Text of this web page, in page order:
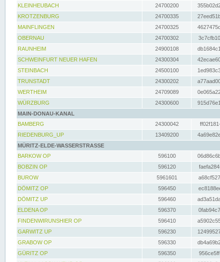
KLEINHEUBACH 24700200
KROTZENBURG
24700335
MAINFLINGEN
24700325
OBERNAU
24700302
RAUNHEIM
24900108
SCHWEINFURT NEUER HAFEN
24300304
STEINBACH
24500100
TRUNSTADT
24300202
WERTHEIM
24709089
WÜRZBURG
24300600
MAIN-DONAU-KANAL
BAMBERG
24300042
RIEDENBURG_UP
13409200
MÜRITZ-ELDE-WASSERSTRASSE
BARKOW OP
596100
BOBZIN OP
596120
BUROW
5961601
DÖMITZ OP
596450
DÖMITZ UP
596460
ELDENA OP
596370
FINDENWIRUNSHIER OP
596410
GARWITZ UP
596230
GRABOW OP
596330
GÜRITZ OP
596350